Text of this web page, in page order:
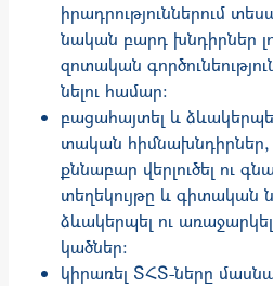
իրա­­դրու­­­­­թյուններում
նա­կան բարդ խն­դիրներ
զոտա­կան
նելու հա­մար:
բացահայտել և
տական
քննաբար վերլուծել ու
տեղեկույթը և գի­տական
ձևակերպել ու
կածներ:
կիրառել ՏՀՏ-ները